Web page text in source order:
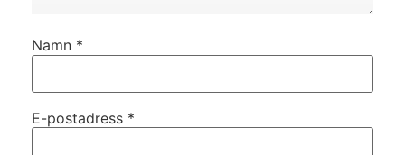
Namn *
E-postadress *